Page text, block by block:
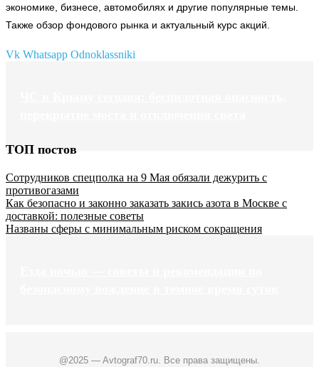
экономике, бизнесе, автомобилях и другие популярные темы.
Также обзор фондового рынка и актуальный курс акций.
Vk Whatsapp Odnoklassniki
ТОП постов
Сотрудников спецполка на 9 Мая обязали дежурить с
противогазами
Как безопасно и законно заказать закись азота в Москве с
доставкой: полезные советы
Названы сферы с минимальным риском сокращения
@2025 — Avtograf70.ru. Все права защищены.